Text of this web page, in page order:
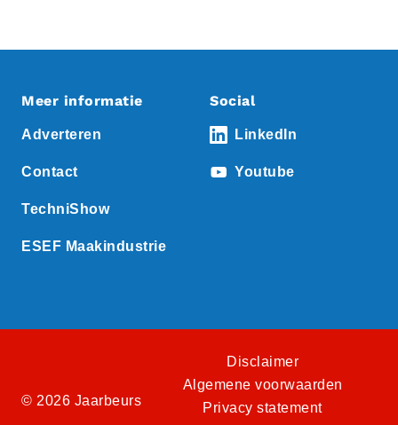
Meer informatie
Adverteren
Contact
TechniShow
ESEF Maakindustrie
Social
LinkedIn
Youtube
© 2026 Jaarbeurs
Disclaimer
Algemene voorwaarden
Privacy statement